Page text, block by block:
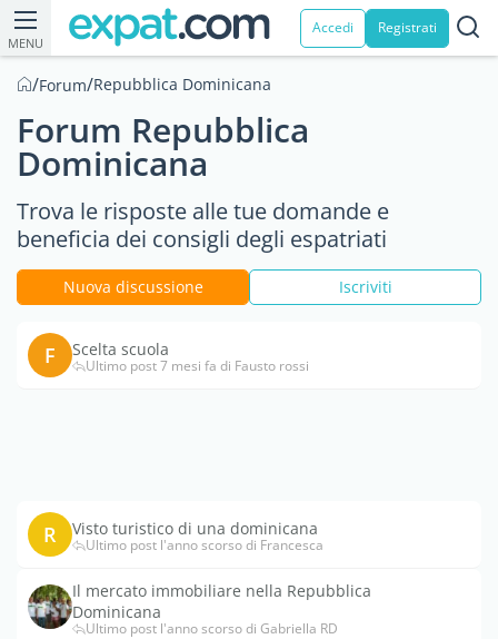
MENU
Accedi Registrati
/Forum/Repubblica Dominicana
Forum Repubblica
Dominicana
Trova le risposte alle tue domande e
beneficia dei consigli degli espatriati
Nuova discussione Iscriviti
F Scelta scuola
Ultimo post 7 mesi fa di Fausto rossi
R Visto turistico di una dominicana
Ultimo post l'anno scorso di Francesca
Il mercato immobiliare nella Repubblica
Dominicana
Ultimo post l'anno scorso di Gabriella RD